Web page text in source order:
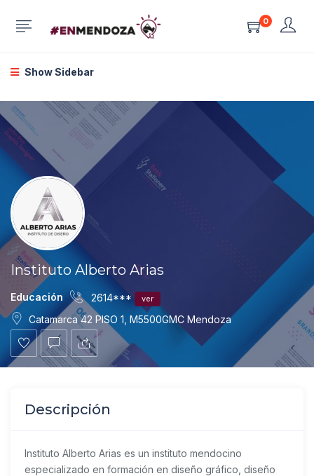
0
Show Sidebar
Instituto Alberto Arias
Educación 2614*** ver
Catamarca 42 PISO 1, M5500GMC Mendoza
Descripción
Instituto Alberto Arias es un instituto mendocino
especializado en formación en diseño gráfico, diseño